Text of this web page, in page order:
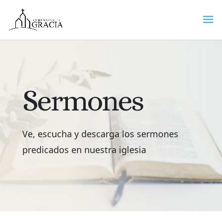
Sermones
Ve, escucha y descarga los sermones
predicados en nuestra iglesia